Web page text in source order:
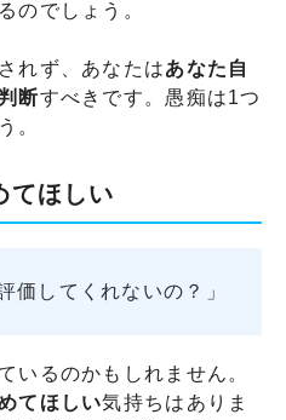
のでしょう。
れず、あなたはあなた自
断すべきです。愚痴は1つ
。
てほしい
価してくれないの？」
いるのかもしれません。
てほしい気持ちはありま